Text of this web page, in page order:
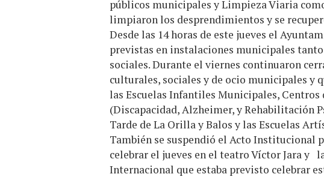
públicos municipales y Limpieza Viaria
limpiaron los desprendimientos y se
Desde las 14 horas de este jueves el
previstas en instalaciones municipales
sociales. Durante el viernes continuaron
culturales, sociales y de ocio municipales y
las Escuelas Infantiles Municipales,
(Discapacidad, Alzheimer, y Rehabilitación
Tarde de La Orilla y Balos y las Escuelas
También se suspendió el Acto Institucional
celebrar el jueves en el teatro Víctor Jara y
Internacional que estaba previsto celebrar